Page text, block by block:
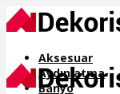
Aksesuar
Aydınlatma
Banyo